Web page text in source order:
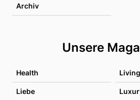
Archiv
Unsere
Health Living
Liebe